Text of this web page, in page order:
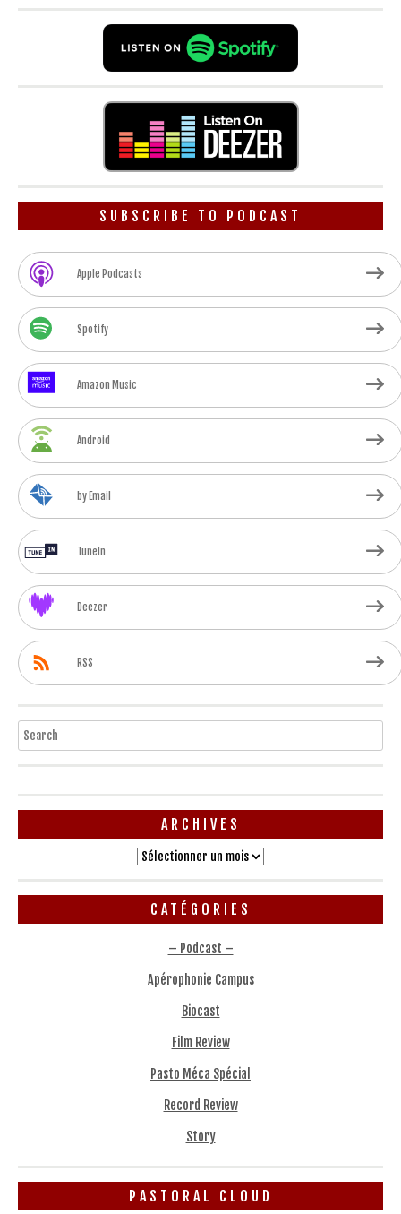
SUBSCRIBE TO PODCAST
Apple Podcasts
Spotify
Amazon Music
Android
by Email
TuneIn
Deezer
RSS
Search
ARCHIVES
Archives
CATÉGORIES
– Podcast –
Apérophonie Campus
Biocast
Film Review
Pasto Méca Spécial
Record Review
Story
PASTORAL CLOUD